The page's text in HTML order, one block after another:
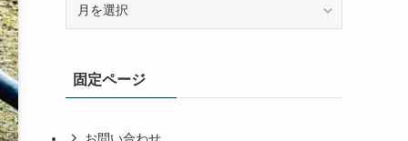
ブ固定ページ
お問い合わせ